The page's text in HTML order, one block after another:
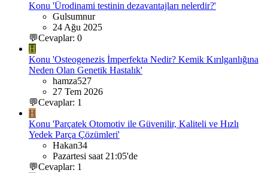
Konu 'Ürodinami testinin dezavantajları nelerdir?'
Gulsumnur
24 Ağu 2025
💬Cevaplar: 0
H
Konu 'Osteogenezis İmperfekta Nedir? Kemik Kırılganlığına
Neden Olan Genetik Hastalık'
hamza527
27 Tem 2026
💬Cevaplar: 1
H
Konu 'Parçatek Otomotiv ile Güvenilir, Kaliteli ve Hızlı
Yedek Parça Çözümleri'
Hakan34
Pazartesi saat 21:05'de
💬Cevaplar: 1